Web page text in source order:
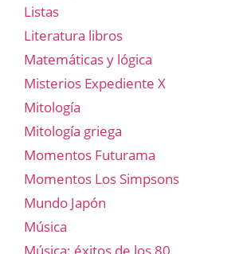
Listas
Literatura libros
Matemáticas y lógica
Misterios Expediente X
Mitología
Mitología griega
Momentos Futurama
Momentos Los Simpsons
Mundo Japón
Música